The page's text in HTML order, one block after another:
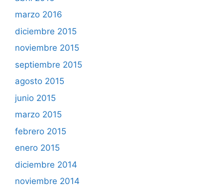
marzo 2016
diciembre 2015
noviembre 2015
septiembre 2015
agosto 2015
junio 2015
marzo 2015
febrero 2015
enero 2015
diciembre 2014
noviembre 2014